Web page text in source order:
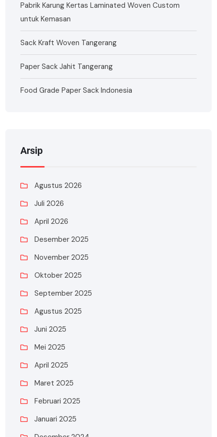
Pabrik Karung Kertas Laminated Woven Custom
untuk Kemasan
Sack Kraft Woven Tangerang
Paper Sack Jahit Tangerang
Food Grade Paper Sack Indonesia
Arsip
Agustus 2026
Juli 2026
April 2026
Desember 2025
November 2025
Oktober 2025
September 2025
Agustus 2025
Juni 2025
Mei 2025
April 2025
Maret 2025
Februari 2025
Januari 2025